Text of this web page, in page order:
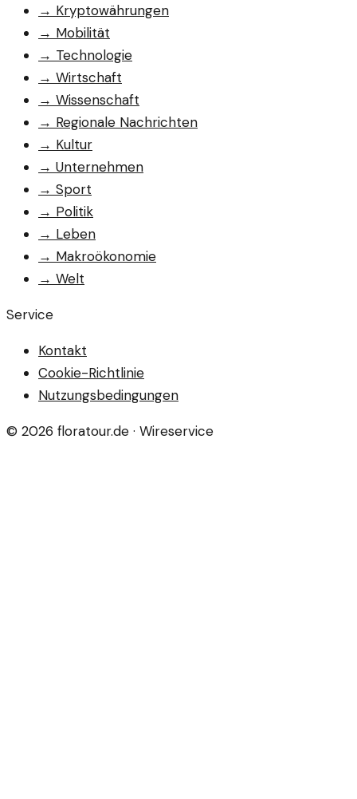
→ Kryptowährungen
→ Mobilität
→ Technologie
→ Wirtschaft
→ Wissenschaft
→ Regionale Nachrichten
→ Kultur
→ Unternehmen
→ Sport
→ Politik
→ Leben
→ Makroökonomie
→ Welt
Service
Kontakt
Cookie-Richtlinie
Nutzungsbedingungen
© 2026 floratour.de · Wireservice